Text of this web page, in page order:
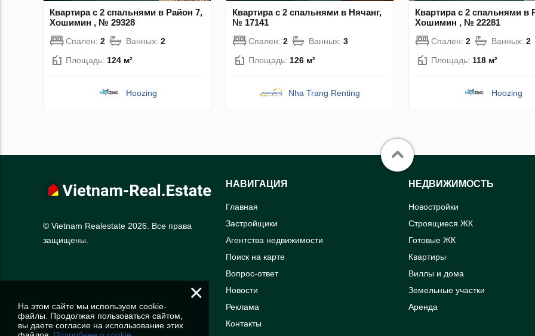
Квартира с 2 спальнями в Район 7,
Хошимин , № 29328
Спален: 2 Ванных: 2
Площадь: 124 м²
Hoozing
Квартира с 2 спальнями в Нячанг,
№ 17141
Спален: 2 Ванных: 3
Площадь: 126 м²
Nha Trang Renting
Квартира с 2 спальнями в
Хошимин , № 22281
Спален: 2 Ванных: 2
Площадь: 118 м²
Hoozing
© Vietnam Realestate 2026. Все права
защищены.
НАВИГАЦИЯ
Главная
Застройщики
Агентства недвижимости
Поиск на карте
Вопрос-ответ
Новости
Реклама
Контакты
НЕДВИЖИМОСТЬ
Новостройки
Строящиеся ЖК
Готовые ЖК
Квартиры
Виллы и дома
Земельные участки
Аренда
×
На этом сайте мы используем cookie-
файлы. Продолжая пользоваться сайтом,
вы даете согласие на использование этих